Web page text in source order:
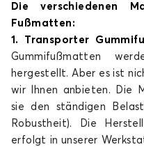
Die verschiedenen
Fußmatten:
1. Transporter
Gummifußmatten
hergestellt. Aber es ist
wir Ihnen anbieten. Die
sie den ständigen
Robustheit). Die
erfolgt in unserer